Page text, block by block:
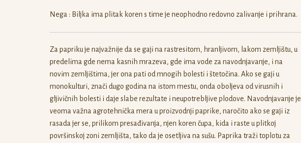
Nega : Biljka ima plitak koren s time je neophodno redovno zalivanje i prihrana.
Za papriku je najvažnije da se gaji na rastresitom, hranljivom, lakom zemljištu, u
predelima gde nema kasnih mrazeva, gde ima vode za navodnjavanje, i na
novim zemljištima, jer ona pati od mnogih bolesti i štetočina. Ako se gaji u
monokulturi, znači dugo godina na istom mestu, onda oboljeva od virusnih i
gljivičnih bolesti i daje slabe rezultate i neupotrebljive plodove. Navodnjavanje je
veoma važna agrotehnička mera u proizvodnji paprike, naročito ako se gaji iz
rasada jer se, prilikom presađivanja, njen koren čupa, kida i raste u plitkoj
površinskoj zoni zemljišta, tako da je osetljiva na sušu. Paprika traži toplotu za